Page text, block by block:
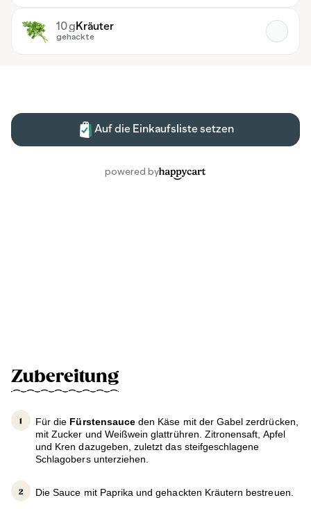
Zubereitung
Für die Fürstensauce den Käse mit der Gabel zerdrücken,
mit Zucker und Weißwein glattrühren. Zitronensaft, Apfel
und Kren dazugeben, zuletzt das steifgeschlagene
Schlagobers unterziehen.
Die Sauce mit Paprika und gehackten Kräutern bestreuen.